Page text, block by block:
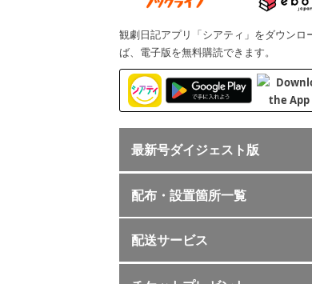
観劇日記アプリ「シアティ」をダウンロ
ば、電子版を無料購読できます。
最新号ダイジェスト版
配布・設置箇所一覧
配送サービス